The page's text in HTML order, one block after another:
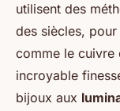
utilisent des
des siècles,
comme le cuivre
incroyable
bijoux aux